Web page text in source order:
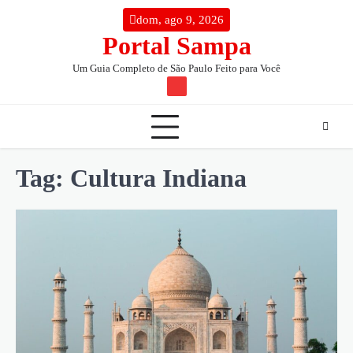
dom, ago 9, 2026
Portal Sampa
Um Guia Completo de São Paulo Feito para Você
TW
Tag: Cultura Indiana